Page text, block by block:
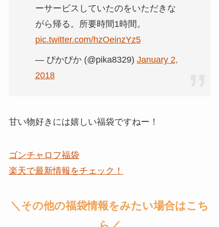
ーサービスしていたのをいただきな
がら帰る。所要時間1時間。
pic.twitter.com/hzOeinzYz5
— ぴかぴか (@pika8329) January 2,
2018
甘い物好きには嬉しい福袋ですねー！
ゴンチャロフ福袋
楽天で最新情報をチェック！
＼その他の福袋情報をみたい場合はこち